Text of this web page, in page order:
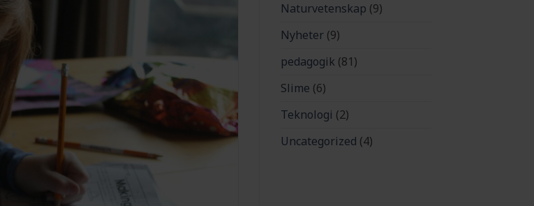
Naturvetenskap (9)
Nyheter(9)
pedagogik(81)
Slime (6)
Teknologi (2)
Uncategorized (4)